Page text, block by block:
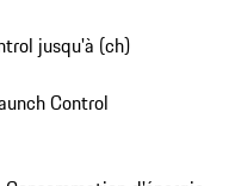
jusqu'à (ch)
Control